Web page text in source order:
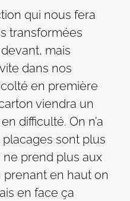
qui nous fera
transformées
mais
dans nos
en première
viendra un
difficulté. On n’a
sont plus
ne prend plus aux
prenant en haut on
en face ça